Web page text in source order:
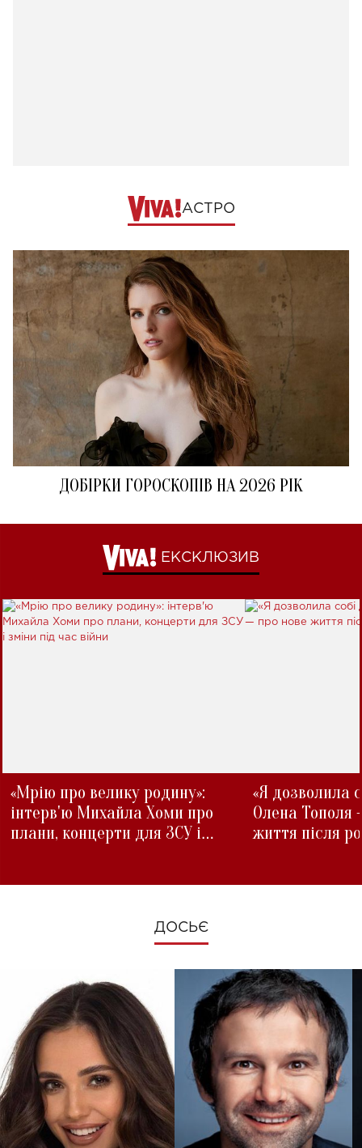
АСТРО
ДОБІРКИ ГОРОСКОПІВ НА 2026 РІК
ЕКСКЛЮЗИВ
«Мрію про велику родину»:
інтерв'ю Михайла Хоми про
плани, концерти для ЗСУ і
«Я дозволила
Олена Тополя
життя після
ДОСЬЄ